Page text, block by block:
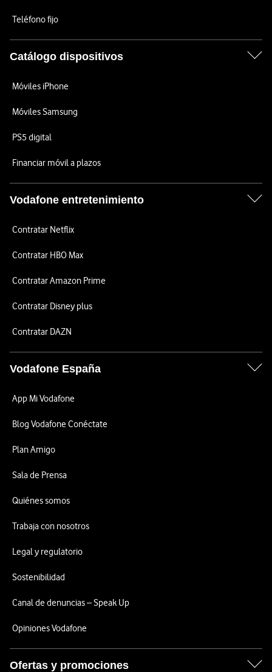
Teléfono fijo
Catálogo dispositivos
Móviles iPhone
Móviles Samsung
PS5 digital
Financiar móvil a plazos
Vodafone entretenimiento
Contratar Netflix
Contratar HBO Max
Contratar Amazon Prime
Contratar Disney plus
Contratar DAZN
Vodafone España
App Mi Vodafone
Blog Vodafone Conéctate
Plan Amigo
Sala de Prensa
Quiénes somos
Trabaja con nosotros
Legal y regulatorio
Sostenibilidad
Canal de denuncias – Speak Up
Opiniones Vodafone
Ofertas y promociones